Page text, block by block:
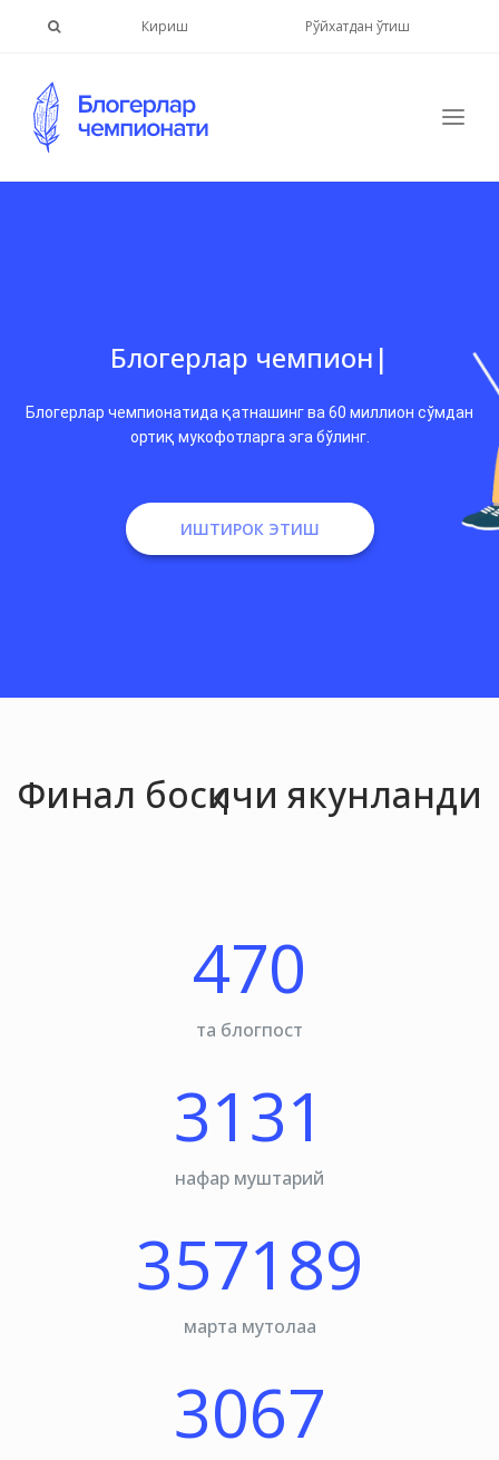
Кириш Рўйхатдан ўтиш
Блогерларче|
Блогерлар чемпионатида қатнашинг ва 60 миллион сўмдан
ортиқ мукофотларга эга бўлинг.
ИШТИРОК ЭТИШ
Финал босқичи якунланди
470
та блогпост
3131
нафар муштарий
357189
марта мутолаа
3067